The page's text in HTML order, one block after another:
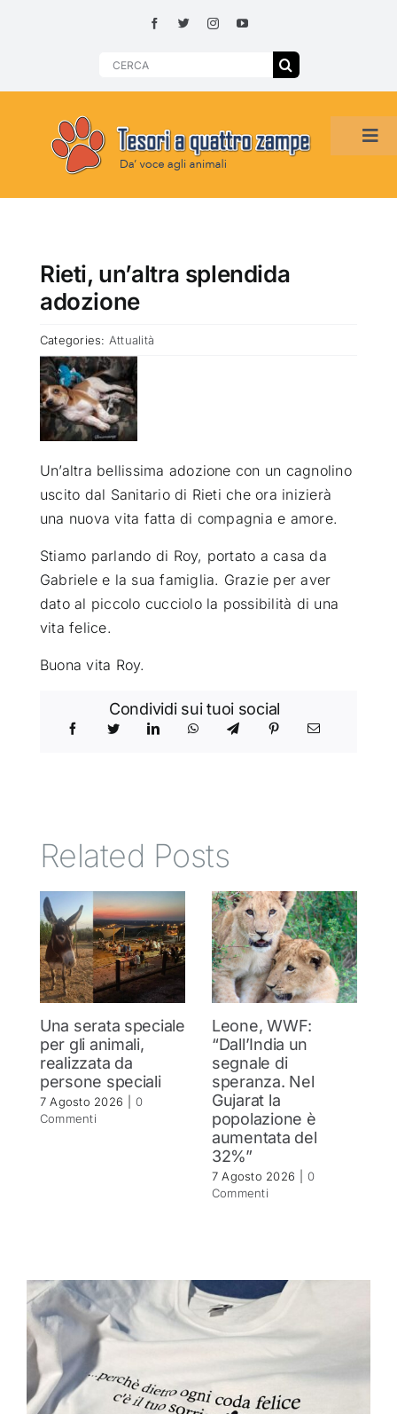
Search
HOME
ADOTTATI O RITROVATI
ATTUALITÀ
VIDEO
CHI SIAMO
RUBRICHE
SEMPRE CON ME
Rieti, un’altra splendida
adozione
Categories: Attualità
Un’altra bellissima adozione con un cagnolino
uscito dal Sanitario di Rieti che ora inizierà
una nuova vita fatta di compagnia e amore.
Stiamo parlando di Roy, portato a casa da
Gabriele e la sua famiglia. Grazie per aver
dato al piccolo cucciolo la possibilità di una
vita felice.
Buona vita Roy.
Condividi sui tuoi social
Related Posts
Una serata speciale
per gli animali,
realizzata da
persone speciali
7 Agosto 2026
0
Commenti
Leone, WWF:
“Dall’India un
segnale di
speranza. Nel
Gujarat la
popolazione è
aumentata del
32%”
7 Agosto 2026
0
Commenti